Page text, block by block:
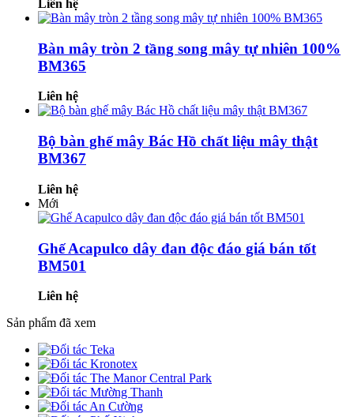
Liên hệ
Bàn mây tròn 2 tầng song mây tự nhiên 100%
BM365
Liên hệ
Bộ bàn ghế mây Bác Hồ chất liệu mây thật
BM367
Liên hệ
Mới
Ghế Acapulco dây đan độc đáo giá bán tốt
BM501
Liên hệ
Sản phẩm đã xem